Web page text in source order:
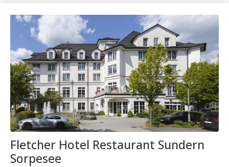
Fletcher Hotel Restaurant Sundern
Sorpesee